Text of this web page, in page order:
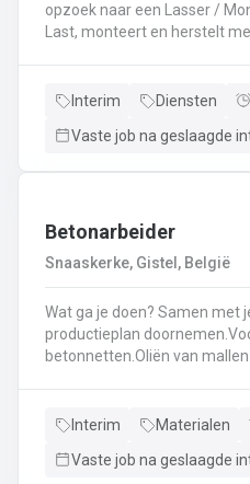
opzoek naar een Lasser / Monteur Jouw
Last, monteert en herstelt
gemakBepaalt en past de
kwaliteitsgericht volgens
Interim Diensten
Vaste job na geslaagde
Betonarbeider
Snaaskerke, Gistel, België
Wat ga je doen? Samen met je ploegchef het
productieplan
betonnetten.Oliën van
eindafwerking.Frezen, boren,
klaar zijn voor
Interim Materialen
Vaste job na geslaagde